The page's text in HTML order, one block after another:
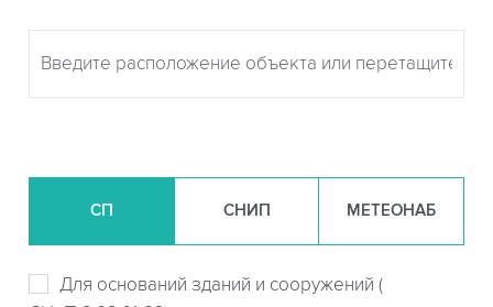
СП СНИП МЕТЕОНАБ
Для оснований зданий и сооружений (